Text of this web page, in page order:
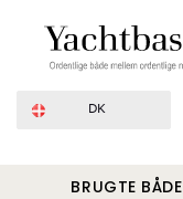
DK
BRUGTE BÅDE